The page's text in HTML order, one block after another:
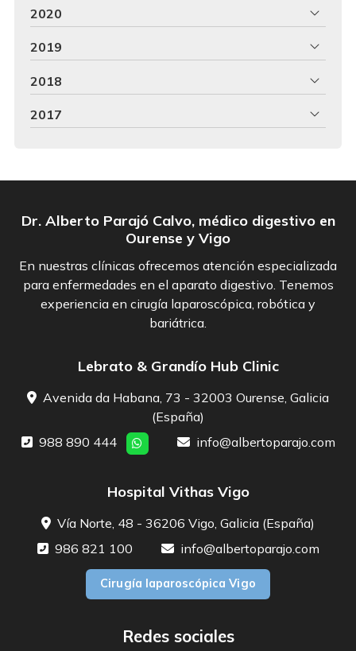
2020
2019
2018
2017
Dr. Alberto Parajó Calvo, médico digestivo en
Ourense y Vigo
En nuestras clínicas ofrecemos atención especializada
para enfermedades en el aparato digestivo. Tenemos
experiencia en cirugía laparoscópica, robótica y
bariátrica.
Lebrato & Grandío Hub Clinic
Avenida da Habana, 73 - 32003 Ourense, Galicia
(España)
988 890 444
info@albertoparajo.com
Hospital Vithas Vigo
Vía Norte, 48 - 36206 Vigo, Galicia (España)
986 821 100
info@albertoparajo.com
Cirugía laparoscópica Vigo
Redes sociales